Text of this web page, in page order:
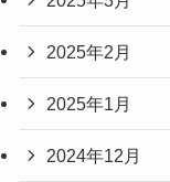
2025年2月
2025年1月
2024年12月